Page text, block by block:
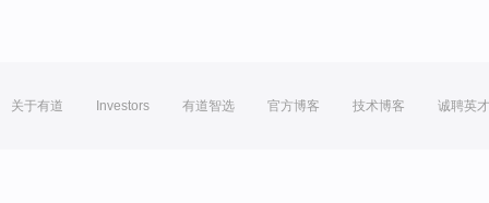
关于有道 Investors 有道智选 官方博客 技术博客 诚聘英才